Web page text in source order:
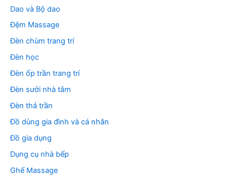
Dao và Bộ dao
Đệm Massage
Đèn chùm trang trí
Đèn học
Đèn ốp trần trang trí
Đèn sưởi nhà tắm
Đèn thả trần
Đồ dùng gia đình và cá nhân
Đồ gia dụng
Dụng cụ nhà bếp
Ghế Massage